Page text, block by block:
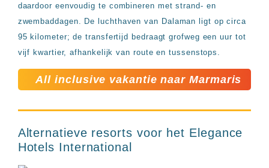
daardoor eenvoudig te combineren met strand- en
zwembaddagen. De luchthaven van Dalaman ligt op circa
95 kilometer; de transfertijd bedraagt grofweg een uur tot
vijf kwartier, afhankelijk van route en tussenstops.
All inclusive vakantie naar Marmaris
Alternatieve resorts voor het Elegance
Hotels International